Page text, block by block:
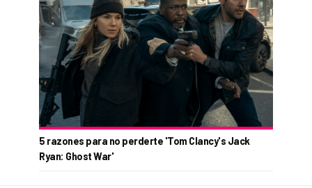
5 razones para no perderte 'Tom Clancy's Jack
Ryan: Ghost War'